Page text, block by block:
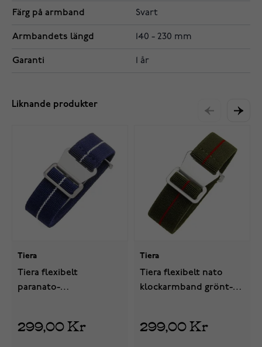
Färg på armband Svart
Armbandets längd 140 - 230 mm
Garanti 1 år
Liknande produkter
Tiera
Tiera flexibelt
paranato-
299,00 Kr
Tiera
Tiera flexibelt nato
klockarmband grönt-
299,00 Kr